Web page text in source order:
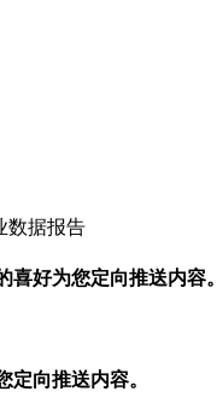
数据报告
喜好为您定向推送内容。
定向推送内容。